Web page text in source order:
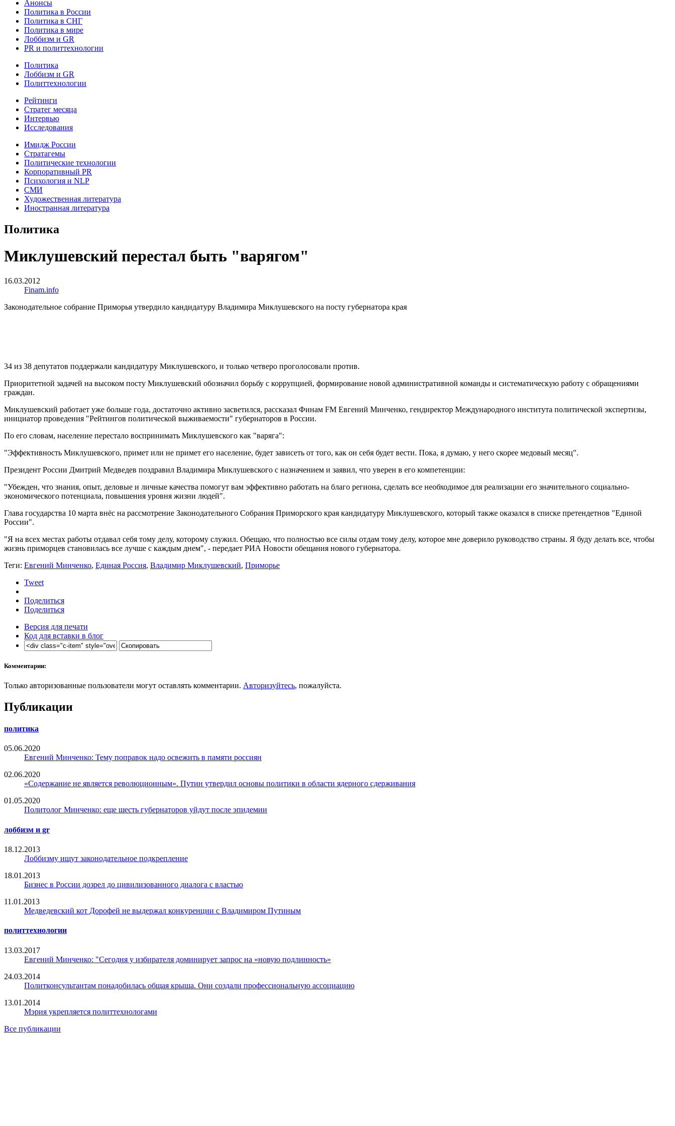
Анонсы
Политика в России
Политика в СНГ
Политика в мире
Лоббизм и GR
PR и политтехнологии
Политика
Лоббизм и GR
Политтехнологии
Рейтинги
Стратег месяца
Интервью
Исследования
Имидж России
Стратагемы
Политические технологии
Корпоративный PR
Психология и NLP
СМИ
Художественная литература
Иностранная литература
Политика
Миклушевский перестал быть "варягом"
16.03.2012
Finam.info
Законодательное собрание Приморья утвердило кандидатуру Владимира Миклушевского на посту губернатора края
34 из 38 депутатов поддержали кандидатуру Миклушевского, и только четверо проголосовали против.
Приоритетной задачей на высоком посту Миклушевский обозначил борьбу с коррупцией, формирование новой административной команды и систематическую работу с обращениями
граждан.
Миклушевский работает уже больше года, достаточно активно засветился, рассказал Финам FM Евгений Минченко, гендиректор Международного института политической экспертизы,
инициатор проведения "Рейтингов политической выживаемости" губернаторов в России.
По его словам, население перестало воспринимать Миклушевского как "варяга":
"Эффективность Миклушевского, примет или не примет его население, будет зависеть от того, как он себя будет вести. Пока, я думаю, у него скорее медовый месяц".
Президент России Дмитрий Медведев поздравил Владимира Миклушевского с назначением и заявил, что уверен в его компетенции:
"Убежден, что знания, опыт, деловые и личные качества помогут вам эффективно работать на благо региона, сделать все необходимое для реализации его значительного социально-
экономического потенциала, повышения уровня жизни людей".
Глава государства 10 марта внёс на рассмотрение Законодательного Собрания Приморского края кандидатуру Миклушевского, который также оказался в списке претендетнов "Единой
России".
"Я на всех местах работы отдавал себя тому делу, которому служил. Обещаю, что полностью все силы отдам тому делу, которое мне доверило руководство страны. Я буду делать все, чтобы
жизнь приморцев становилась все лучше с каждым днем", - передает РИА Новости обещания нового губернатора.
Теги: Евгений Минченко, Единая Россия, Владимир Миклушевский, Приморье
Tweet
Поделиться
Поделиться
Версия для печати
Код для вставки в блог
Комментарии:
Только авторизованные пользователи могут оставлять комментарии. Авторизуйтесь, пожалуйста.
Публикации
политика
05.06.2020
Евгений Минченко: Тему поправок надо освежить в памяти россиян
02.06.2020
«Содержание не является революционным». Путин утвердил основы политики в области ядерного сдерживания
01.05.2020
Политолог Минченко: еще шесть губернаторов уйдут после эпидемии
лоббизм и gr
18.12.2013
Лоббизму ищут законодательное подкрепление
18.01.2013
Бизнес в России дозрел до цивилизованного диалога с властью
11.01.2013
Медведевский кот Дорофей не выдержал конкуренции с Владимиром Путиным
политтехнологии
13.03.2017
Евгений Минченко: "Сегодня у избирателя доминирует запрос на «новую подлинность»
24.03.2014
Политконсультантам понадобилась общая крыша. Они создали профессиональную ассоциацию
13.01.2014
Мэрия укрепляется политтехнологами
Все публикации